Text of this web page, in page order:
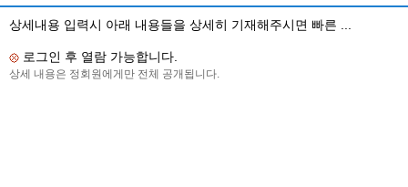
상세내용 입력시 아래 내용들을 상세히 기재해주시면 빠른 ...
로그인 후 열람 가능합니다.
상세 내용은 정회원에게만 전체 공개됩니다.